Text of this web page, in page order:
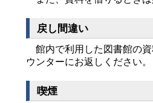
戻し間違い
館内で利用した図書館の
ウンターにお返しください。
喫煙